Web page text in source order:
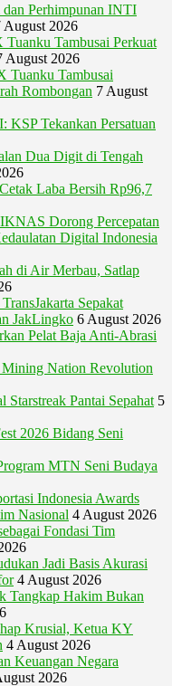
Perhimpunan INTI
August 2026
Tambusai Perkuat
August 2026
Tuanku Tambusai
Rombongan 7 August
KSP Tekankan Persatuan
Dua Digit di Tengah
Laba Bersih Rp96,7
Dorong Percepatan
Digital Indonesia
di Air Merbau, Satlap
Sepakat
JakLingko 6 August 2026
Pelat Baja Anti-Abrasi
Nation Revolution
Pantai Sepahat 5
2026 Bidang Seni
MTN Seni Budaya
Indonesia Awards
Nasional 4 August 2026
Fondasi Tim
Jadi Basis Akurasi
4 August 2026
Hakim Bukan
Krusial, Ketua KY
4 August 2026
Keuangan Negara
2026